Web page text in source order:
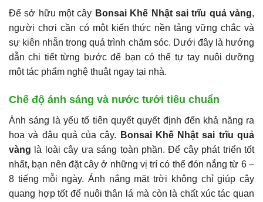
Để sở hữu một cây Bonsai Khế Nhật sai trĩu quả vàng,
người chơi cần có một kiến thức nền tảng vững chắc và
sự kiên nhẫn trong quá trình chăm sóc. Dưới đây là hướng
dẫn chi tiết từng bước để bạn có thể tự tay nuôi dưỡng
một tác phẩm nghệ thuật ngay tại nhà.
Chế độ ánh sáng và nước tưới tiêu chuẩn
Ánh sáng là yếu tố tiên quyết quyết định đến khả năng ra
hoa và đậu quả của cây.
Bonsai Khế Nhật sai trĩu quả
vàng là loài cây ưa sáng toàn phần. Để cây phát triển tốt
nhất, bạn nên đặt cây ở những vị trí có thể đón nắng từ 6 –
8 tiếng mỗi ngày. Ánh nắng mặt trời không chỉ giúp cây
quang hợp tốt để nuôi thân lá mà còn là chất xúc tác quan